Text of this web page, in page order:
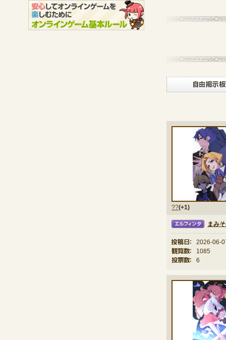
??(+1)
まみ
投稿日：
2026-06-
観覧数：
1085
投票数：
6